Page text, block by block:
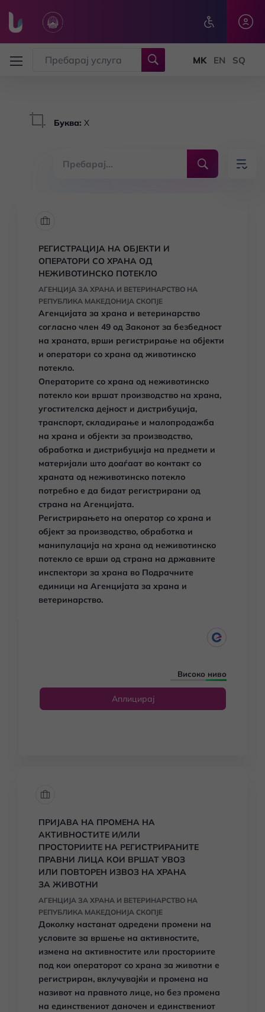
Буква: Х
РЕГИСТРАЦИЈА НА ОБЈЕКТИ И
ОПЕРАТОРИ СО ХРАНА ОД
НЕЖИВОТИНСКО ПОТЕКЛО
АГЕНЦИЈА ЗА ХРАНА И ВЕТЕРИНАРСТВО НА
РЕПУБЛИКА МАКЕДОНИЈА СКОПЈЕ
Агенцијата за храна и ветеринарство
согласно член 49 од Законот за безбедност
на храната, врши регистрирање на објекти
и оператори со храна од животинско
потекло.
Oператорите со храна од неживотинско
потекло кои вршат производство на храна,
угостителска дејност и дистрибуција,
транспорт, складирање и малопродажба
на храна и објекти за производство,
обработка и дистрибуција на предмети и
материјали што доаѓаат во контакт со
храната од неживотинско потекло
потребно е да бидат регистрирани од
страна на Агенцијата.
Регистрирањето на оператор со храна и
објект за производство, обработка и
манипулација на храна од неживотинско
потекло се врши од страна на државните
инспектори за храна во Подрачните
единици на Агенцијата за храна и
ветеринарство.
Високо ниво
Аплицирај
ПРИЈАВА НА ПРОМЕНА НА
АКТИВНОСТИТЕ И/ИЛИ
ПРОСТОРИИТЕ НА РЕГИСТРИРАНИТЕ
ПРАВНИ ЛИЦА КОИ ВРШАТ УВОЗ
ИЛИ ПОВТОРЕН ИЗВОЗ НА ХРАНА
ЗА ЖИВОТНИ
АГЕНЦИЈА ЗА ХРАНА И ВЕТЕРИНАРСТВО НА
РЕПУБЛИКА МАКЕДОНИЈА СКОПЈЕ
Доколку настанат одредени промени на
условите за вршење на активностите,
измена на активностите или просториите
под кои операторот со храна за животни е
регистриран, вклучувајќи и промена на
називот на правното лице, но без промена
на единствениот даночен и единствениот